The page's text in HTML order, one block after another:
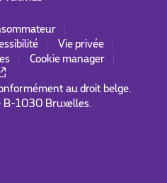
Vie privée
Cookie manager
au droit belge.
B-1030 Bruxelles.